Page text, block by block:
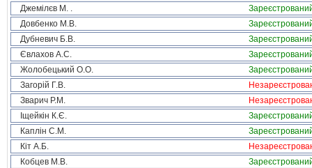
Джемілєв М. .
Довбенко М.В.
Дубневич Б.В.
Євлахов А.С.
Жолобецький О.О.
Загорій Г.В.
Зварич Р.М.
Іщейкін К.Є.
Каплін С.М.
Кіт А.Б.
Кобцев М.В.